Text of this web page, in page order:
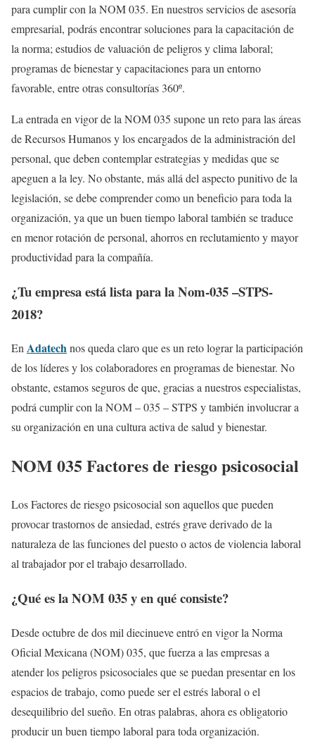
para cumplir con la NOM 035. En nuestros servicios de asesoría
empresarial, podrás encontrar soluciones para la capacitación de
la norma; estudios de valuación de peligros y clima laboral;
programas de bienestar y capacitaciones para un entorno
favorable, entre otras consultorías 360º.
La entrada en vigor de la NOM 035 supone un reto para las áreas
de Recursos Humanos y los encargados de la administración del
personal, que deben contemplar estrategias y medidas que se
apeguen a la ley. No obstante, más allá del aspecto punitivo de la
legislación, se debe comprender como un beneficio para toda la
organización, ya que un buen tiempo laboral también se traduce
en menor rotación de personal, ahorros en reclutamiento y mayor
productividad para la compañía.
¿Tu empresa está lista para la Nom-035 –STPS-
2018?
EnAdatechnos queda claro que es un reto lograr la participación
de los líderes y los colaboradores en programas de bienestar. No
obstante, estamos seguros de que, gracias a nuestros especialistas,
podrá cumplir con la NOM – 035 – STPS y también involucrar a
su organización en una cultura activa de salud y bienestar.
NOM 035 Factores de riesgo psicosocial
Los Factores de riesgo psicosocial son aquellos que pueden
provocar trastornos de ansiedad, estrés grave derivado de la
naturaleza de las funciones del puesto o actos de violencia laboral
al trabajador por el trabajo desarrollado.
¿Qué es la NOM 035 y en qué consiste?
Desde octubre de dos mil diecinueve entró en vigor la Norma
Oficial Mexicana (NOM) 035, que fuerza a las empresas a
atender los peligros psicosociales que se puedan presentar en los
espacios de trabajo, como puede ser el estrés laboral o el
desequilibrio del sueño. En otras palabras, ahora es obligatorio
producir un buen tiempo laboral para toda organización.